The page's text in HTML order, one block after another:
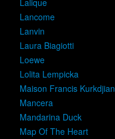
Lalique
Lancome
Lanvin
Laura Biagiotti
Loewe
Lolita Lempicka
Maison Francis Kurkdjian
Mancera
Mandarina Duck
Map Of The Heart